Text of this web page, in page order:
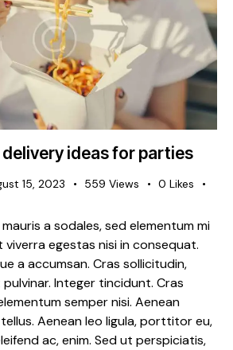
ideas for parties
15, 2023 559 Views 0 Likes
a sodales, sed elementum mi
egestas nisi in consequat.
a accumsan. Cras sollicitudin,
Integer tincidunt. Cras
semper nisi. Aenean
Aenean leo ligula, porttitor eu,
ac, enim. Sed ut perspiciatis,